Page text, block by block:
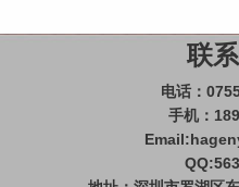
联
电话：
手机：